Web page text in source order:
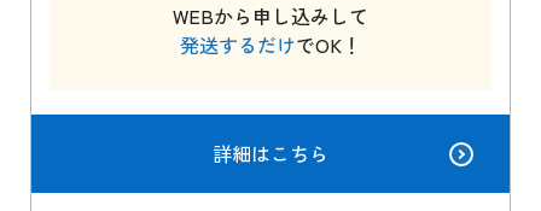
WEBから申し込みして
発送するだけでOK！
詳細はこちら